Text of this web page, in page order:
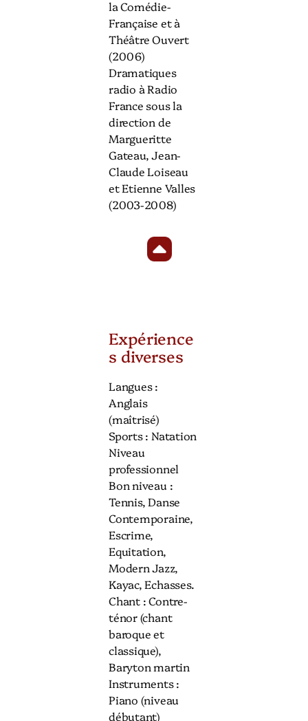
la Comédie-
Française et à
Théâtre Ouvert
(2006)
Dramatiques
radio à Radio
France sous la
direction de
Margueritte
Gateau, Jean-
Claude Loiseau
et Etienne Valles
(2003-2008)
Expérience
s diverses
Langues :
Anglais
(maîtrisé)
Sports : Natation
Niveau
professionnel
Bon niveau :
Tennis, Danse
Contemporaine,
Escrime,
Equitation,
Modern Jazz,
Kayac, Echasses.
Chant : Contre-
ténor (chant
baroque et
classique),
Baryton martin
Instruments :
Piano (niveau
débutant)